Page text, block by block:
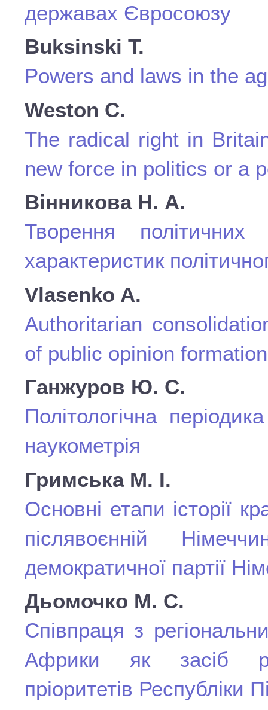
державах Євросоюзу
Buksinski Т.
Powers and laws in the
Weston C.
The radical right in
new force in politics or a
Вінникова Н. А.
Творення
характеристик
Vlasenko A.
Authoritarian
of public opinion formation
Ганжуров Ю. С.
Політологічна
наукометрія
Гримська М. І.
Основні етапи історії
післявоєнній
демократичної партії
Дьомочко М. С.
Співпраця з
Африки як засіб
пріоритетів Республіки